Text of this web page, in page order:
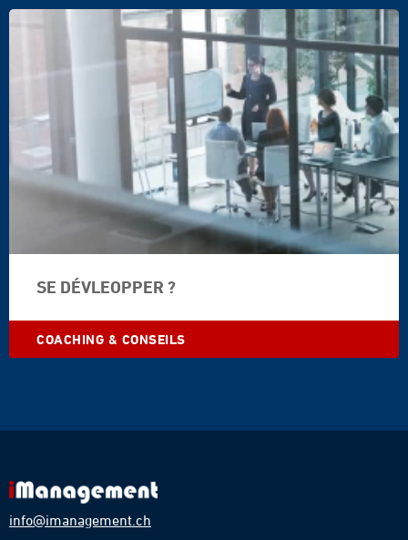
PeopleImages.com
#1429960
SE DÉVLEOPPER ?
COACHING & CONSEILS
info@imanagement.ch